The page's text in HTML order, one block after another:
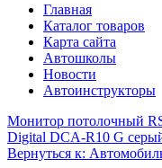
Главная
Каталог товаров
Карта сайта
Автошколы
Новости
Автоинструкторы
Монитор потолочный
Digital DCA-R10 G
Вернуться к: